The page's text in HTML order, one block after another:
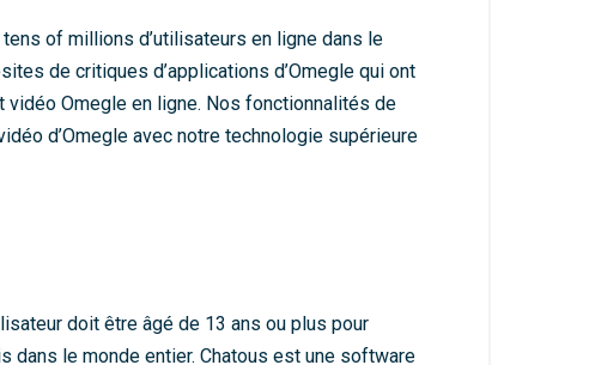
of millions d’utilisateurs en ligne dans le
de critiques d’applications d’Omegle qui ont
Omegle en ligne. Nos fonctionnalités de
d’Omegle avec notre technologie supérieure
doit être âgé de 13 ans ou plus pour
dans le monde entier. Chatous est une software